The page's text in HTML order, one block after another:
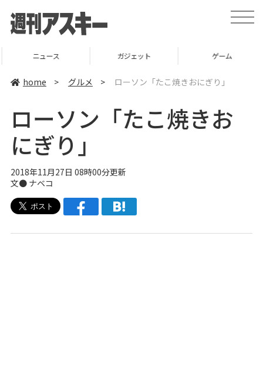
t
o
ニュース ガジェット ゲーム
home > グルメ > ローソン「たこ焼きおにぎり」
ローソン「たこ焼きお
にぎり」
2018年11月27日 08時00分更新
文● ナベコ